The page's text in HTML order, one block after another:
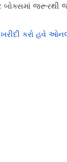
જરૂરથી
ખરીદી કરો હવે